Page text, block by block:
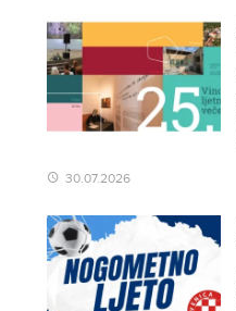
30.07.2026